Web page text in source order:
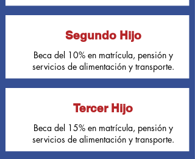
Segundo Hijo
Beca del 10% en matrícula, pensión y
servicios de alimentación y transporte.
Tercer Hijo
Beca del 15% en matrícula, pensión y
servicios de alimentación y transporte.